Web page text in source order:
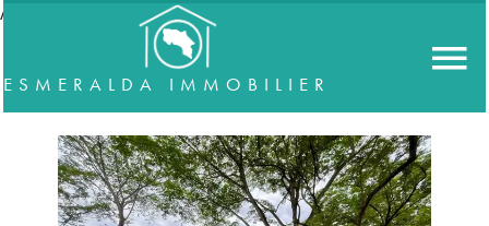
//accordeon
ESMERALDA IMMOBILIER